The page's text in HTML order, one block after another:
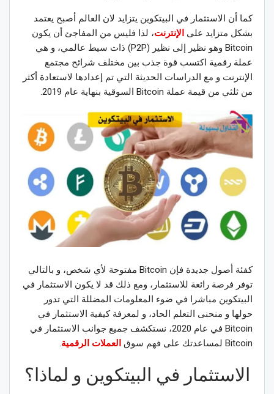
كما أن الاستثمار في البيتكوين يتزايد لان العالم أصبح يعتمد
بشكل متزايد على الإنترنت، لذا فليس من المفاجئ أن يكون
Bitcoin وهو نظير إلى نظير (P2P) ذات سيط عالمي، و هي
عملة رقمية اكتسب قوة جذب بين مختلف شرائح مجتمع
الإنترنت و مع الدراسات الحديثة التي تم إعدادها لاستعادة أكثر
من ثلثي من قيمة عملة Bitcoin السوقية بنهاية عام 2019.
كفئة أصول جديدة فإن Bitcoin مفتوحة لأي شخص، و بالتالي
توفر فرصة رائعة للاستثمار، ومع ذلك قد لا يكون الاستثمار في
البيتكوين مباشرا في ضوء المعلومات المضللة التي تدور
حولها و منحنى التعلم الحاد، و لمعرفة كيفية الاستثمار في
Bitcoin في عام 2020، نستكشف جميع جوانب الاستثمار في
Bitcoin لمساعدتك على فهم سوق
العملات الرقمية.
الاستثمار في البيتكوين و لماذا؟